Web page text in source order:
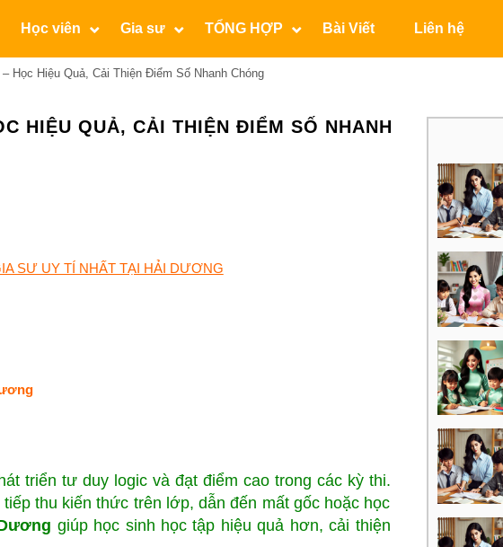
Học viên Gia sư TỔNG HỢP Bài Viết Liên hệ
Học Hiệu Quả, Cải Thiện Điểm Số Nhanh Chóng
HIỆU QUẢ, CẢI THIỆN ĐIỂM SỐ NHANH
SƯ UY TÍ NHẤT TẠI HẢI DƯƠNG
triển tư duy logic và đạt điểm cao trong các kỳ thi.
thu kiến thức trên lớp, dẫn đến mất gốc hoặc học
giúp học sinh học tập hiệu quả hơn, cải thiện